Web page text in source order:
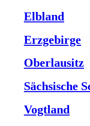
Elbland
Erzgebirge
Oberlausitz
Sächsische
Vogtland